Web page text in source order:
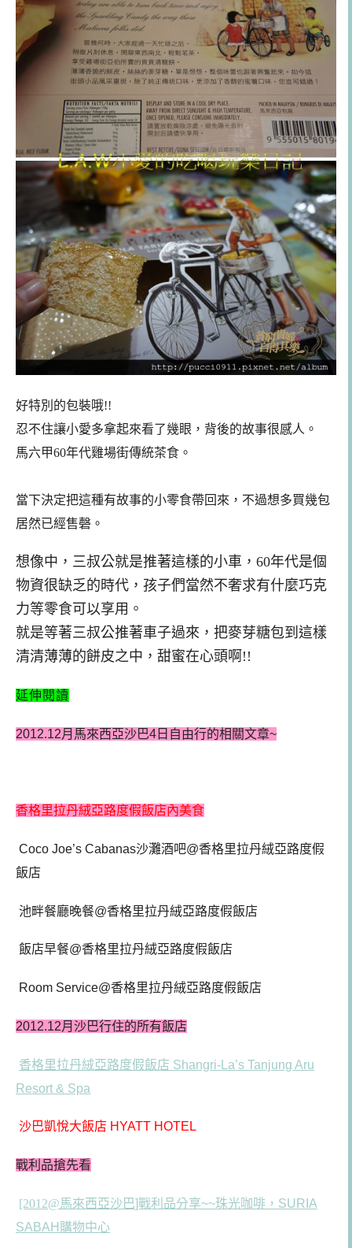
好特別的包裝哦!!
忍不住讓小愛多拿起來看了幾眼，背後的故事很感人。
馬六甲60年代雞場街傳統茶食。
當下決定把這種有故事的小零食帶回來，不過想多買幾包
居然已經售磬。
想像中，三叔公就是推著這樣的小車 ， 60年代是個
物資很缺乏的時代，孩子們當然不奢求有什麼巧克
力等零食可以享用。
就是等著三叔公推著車子過來，把麥芽糖包到這樣
清清薄薄的餅皮之中，甜蜜在心頭啊!!
延伸閱讀
2012.12月馬來西亞沙巴4日自由行的相關文章~
香格里拉丹絨亞路度假飯店內美食
Coco Joe’s Cabanas沙灘酒吧@香格里拉丹絨亞路度假
飯店
池畔餐廳晚餐@香格里拉丹絨亞路度假飯店
飯店早餐@香格里拉丹絨亞路度假飯店
Room Service@香格里拉丹絨亞路度假飯店
2012.12月沙巴行住的所有飯店
香格里拉丹絨亞路度假飯店 Shangri-La’s Tanjung Aru
Resort & Spa
沙巴凱悅大飯店 HYATT HOTEL
戰利品搶先看
[2012@馬來西亞沙巴]戰利品分享~~珠光咖啡，SURIA
SABAH購物中心